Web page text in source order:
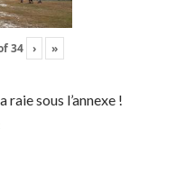
34 › »
raie sous l’annexe !